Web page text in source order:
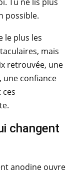
possible.
le plus les
mais
retrouvée, une
une confiance
changent
anodine ouvre